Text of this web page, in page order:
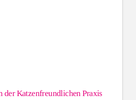
der Katzenfreundlichen Praxis